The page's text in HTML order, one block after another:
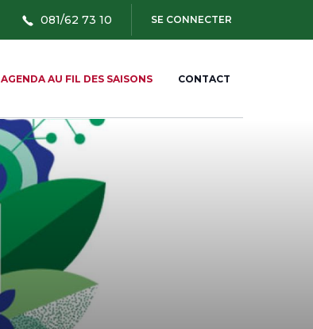
081/62 73 10
account
SE CONNECTER
AGENDA AU FIL DES SAISONS CONTACT